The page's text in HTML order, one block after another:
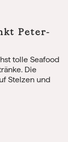
Peter-
tolle Seafood
Die
Stelzen und